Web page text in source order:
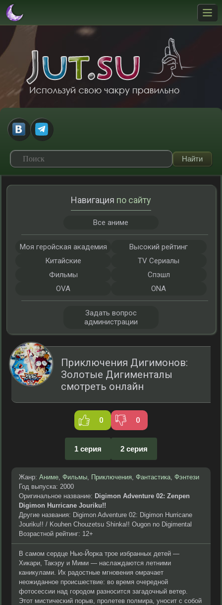
Приключения Дигимонов:
Золотые Дигименталы
смотреть онлайн
0 0
1 серия 2 серия
Жанр: Аниме, Фильмы, Приключения, Фантастика, Фэнтези
Год выпуска: 2000
Оригинальное название: Digimon Adventure 02: Zenpen
Digimon Hurricane Jouriku!!
Другие названия: Digimon Adventure 02: Digimon Hurricane
Jouriku!! / Kouhen Chouzetsu Shinka!! Ougon no Digimental
Возрастной рейтинг: 12+
В самом сердце Нью-Йорка трое избранных детей —
Хикари, Такэру и Мими — наслаждаются летними
каникулами. Их радостные мгновения омрачает
неожиданное происшествие: во время очередной
фотосессии над городом разносится загадочный ветер.
Этот мистический порыв, пролетев полмира, уносит с собой
Навигация по сайту
Все аниме
Моя геройская академия
Высокий рейтинг
Китайские
TV Сериалы
Фильмы
Спэшл
OVA
ONA
Задать вопрос
администрации